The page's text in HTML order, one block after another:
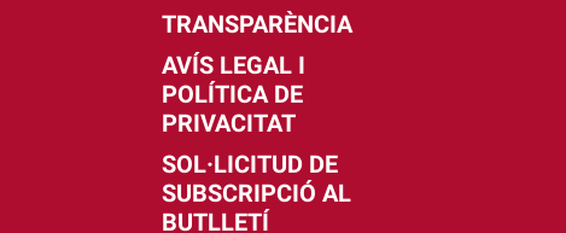
TRANSPARÈNCIA
AVÍS LEGAL I
POLÍTICA DE
PRIVACITAT
SOL·LICITUD DE
SUBSCRIPCIÓ AL
BUTLLETÍ